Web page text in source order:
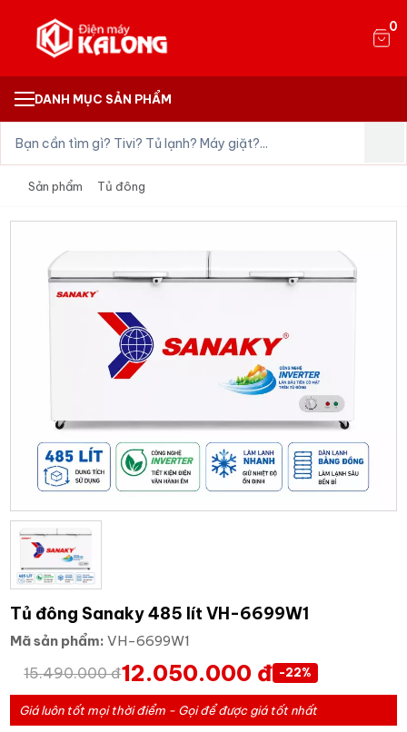
0
DANH MỤC SẢN PHẨM
Sản phẩm Tủ đông
Tủ đông Sanaky 485 lít VH-6699W1
Mã sản phẩm:VH-6699W1
15.490.000 đ12.050.000 đ -22%
Giá luôn tốt mọi thời điểm - Gọi để được giá tốt nhất